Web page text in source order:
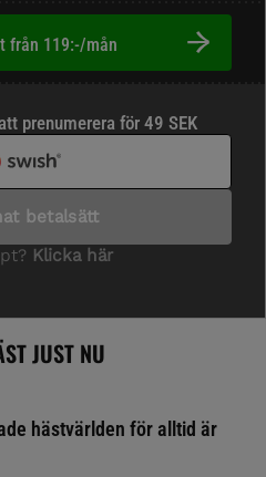
från 119:-/mån
JUST NU
hästvärlden för alltid är